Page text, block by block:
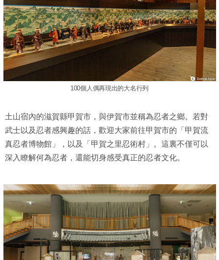
100個人偶再現出的大名行列
土山宿內的滋賀縣甲賀市，與伊賀市並稱為忍者之鄉。若對
武士以及忍者感興趣的話，歡迎大家前往甲賀市的「甲賀流
真忍者博物館」，以及「甲賀之里忍術村」。這裏不僅可以
深入瞭解何為忍者，還能切身感受真正的忍者文化。